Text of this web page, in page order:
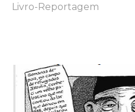
Livro-Reportagem